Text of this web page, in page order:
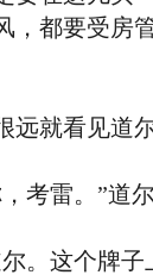
，都要受房
就看见道尔
雷。”道尔
这个牌子上